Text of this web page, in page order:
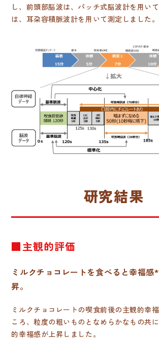
し、前頭部脳波は、パッチ式脳波計を用い
は、耳朶容積脈波計を用いて測定しました。
研究結果
■主観的評価
ミルクチョコレートを食べると幸福感
昇。
ミルクチョコレートの喫食前後の主観的幸
ころ、粒度の粗いものとなめらかなもの共
的幸福感が上昇しました。